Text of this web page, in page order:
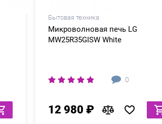
Бытовая техника
Микроволновая печь LG
MW25R35GISW White
0
12 980 ₽